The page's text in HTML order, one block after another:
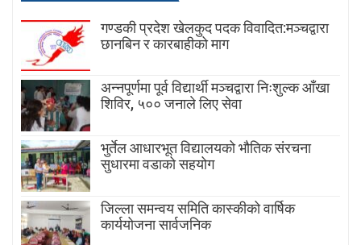
गण्डकी प्रदेश खेलकुद पदक विवादित:मञ्चद्वारा
छानबिन र कारबाहीको माग
अन्नपूर्णमा पूर्व विद्यार्थी मञ्चद्वारा निःशुल्क आँखा
शिविर, ५०० जनाले लिए सेवा
भुर्तेल आधारभूत विद्यालयको भौतिक संरचना
सुधारमा वडाको सहयोग
जिल्ला समन्वय समिति कास्कीको वार्षिक
कार्ययोजना सार्वजनिक